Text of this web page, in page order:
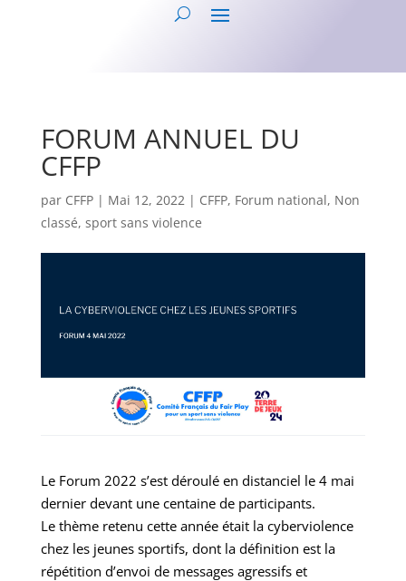
FORUM ANNUEL DU
CFFP
par CFFP| Mai 12, 2022| CFFP, Forum national, Non
classé, sport sans violence
Le Forum 2022 s’est déroulé en distanciel le 4 mai
dernier devant une centaine de participants.
Le thème retenu cette année était la cyberviolence
chez les jeunes sportifs, dont la définition est la
répétition d’envoi de messages agressifs et